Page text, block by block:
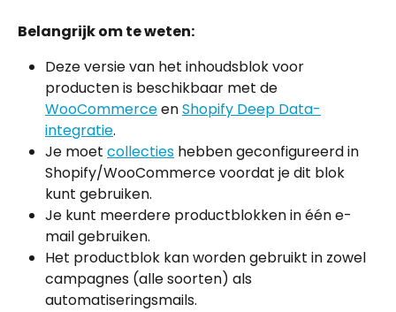
Belangrijk om te weten:
Deze versie van het inhoudsblok voor
producten is beschikbaar met de
WooCommerce en Shopify Deep Data-
integratie.
Je moet collecties hebben geconfigureerd in
Shopify/WooCommerce voordat je dit blok
kunt gebruiken.
Je kunt meerdere productblokken in één e-
mail gebruiken.
Het productblok kan worden gebruikt in zowel
campagnes (alle soorten) als
automatiseringsmails.